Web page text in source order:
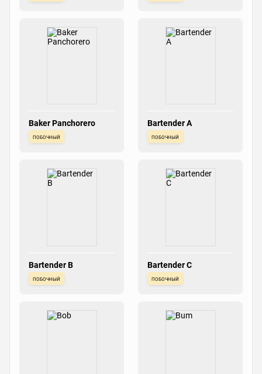
Baker Panchorero
побочный
Bartender A
побочный
Bartender B
побочный
Bartender C
побочный